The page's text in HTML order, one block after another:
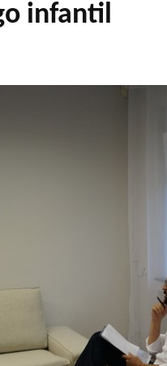
infantil